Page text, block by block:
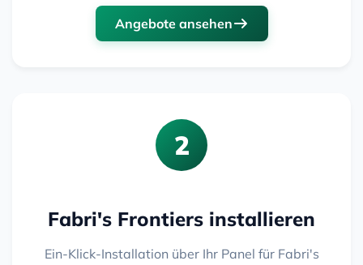
Angebote ansehen
2
Fabri's Frontiers installieren
Ein-Klick-Installation über Ihr Panel für Fabri's